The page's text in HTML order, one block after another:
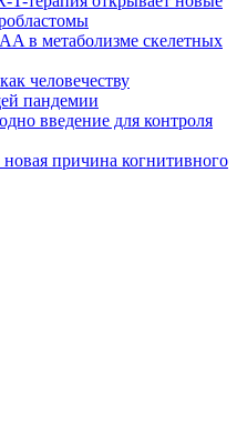
в метаболизме скелетных
человечеству
пандемии
введение для контроля
причина когнитивного